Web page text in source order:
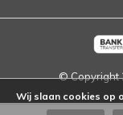
© Copyright
Wij slaan cookies op